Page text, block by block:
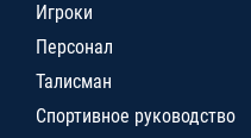
Игроки
Персонал
Талисман
Спортивное руководство